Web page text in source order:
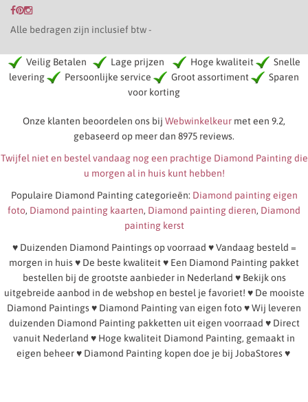
Alle bedragen zijn inclusief btw -
Veilig Betalen Lage prijzen Hoge kwaliteit
Snelle
levering
Persoonlijke service Groot assortiment
Sparen
voor korting
Onze klanten beoordelen ons bij Webwinkelkeur met een 9.2,
gebaseerd op meer dan 8975 reviews.
Twijfel niet en bestel vandaag nog een prachtige Diamond Painting die
u morgen al in huis kunt hebben!
Populaire Diamond Painting categorieën: Diamond painting eigen
foto, Diamond painting kaarten, Diamond painting dieren, Diamond
painting kerst
♥ Duizenden Diamond Paintings op voorraad ♥ Vandaag besteld =
morgen in huis ♥ De beste kwaliteit ♥ Een Diamond Painting pakket
bestellen bij de grootste aanbieder in Nederland ♥ Bekijk ons
uitgebreide aanbod in de webshop en bestel je favoriet! ♥ De mooiste
Diamond Paintings ♥ Diamond Painting van eigen foto ♥ Wij leveren
duizenden Diamond Painting pakketten uit eigen voorraad ♥ Direct
vanuit Nederland ♥ Hoge kwaliteit Diamond Painting, gemaakt in
eigen beheer ♥ Diamond Painting kopen doe je bij JobaStores ♥